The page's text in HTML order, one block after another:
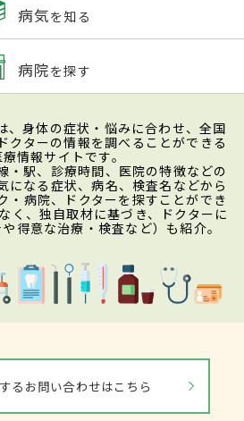
病気を知る
病院を探す
、身体の症状・悩みに合わせ、全国
クターの情報を調べることができる
情報サイトです。
・駅、診療時間、医院の特徴などの
になる症状、病名、検査名などから
・病院、ドクターを探すことができ
く、独自取材に基づき、ドクターに
得意な治療・検査など）も紹介。
るお問い合わせはこちら